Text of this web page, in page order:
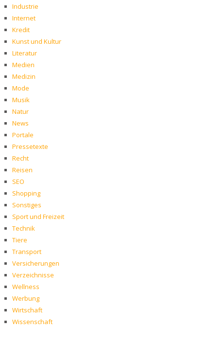
Industrie
Internet
Kredit
Kunst und Kultur
Literatur
Medien
Medizin
Mode
Musik
Natur
News
Portale
Pressetexte
Recht
Reisen
SEO
Shopping
Sonstiges
Sport und Freizeit
Technik
Tiere
Transport
Versicherungen
Verzeichnisse
Wellness
Werbung
Wirtschaft
Wissenschaft